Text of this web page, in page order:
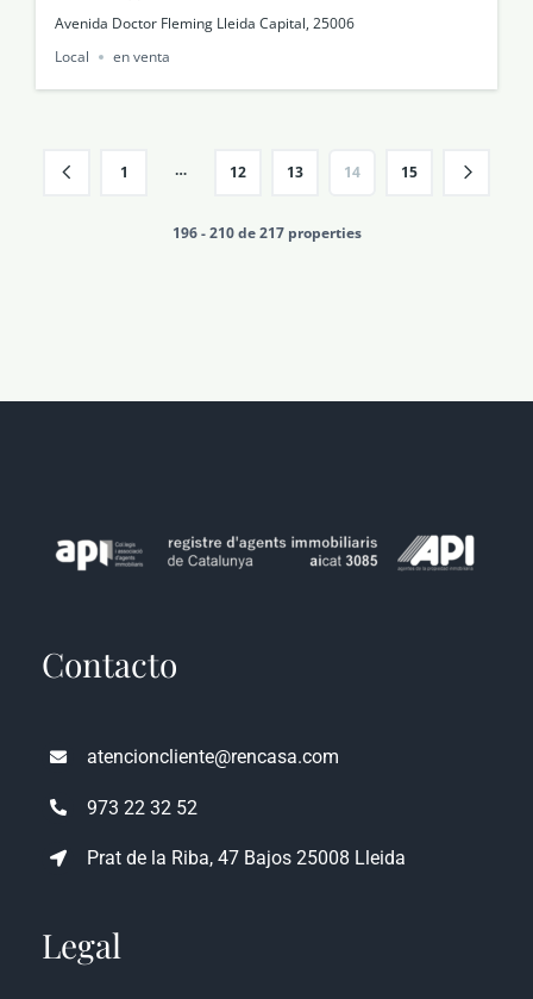
Avenida Doctor Fleming Lleida Capital, 25006
Local
en venta
1 … 12 13 14 15
196 - 210 de 217 properties
atencioncliente@rencasa.com
973 22 32 52